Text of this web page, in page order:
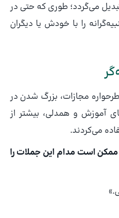
می‌گردد؛ طوری که حتی در
را با خودش یا دیگران
مجازات، بزرگ شدن در
آموزش و همدلی، بیشتر از
می‌کردند.
است مدام این جملات را